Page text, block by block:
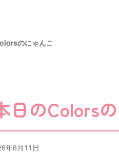
のにゃんこ
日のColors
年6月11日